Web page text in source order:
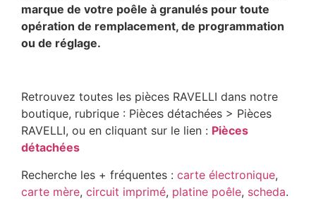
marque de votre poêle à granulés pour toute
opération de remplacement, de programmation
ou de réglage.
Retrouvez toutes les pièces RAVELLI dans notre
boutique, rubrique : Pièces détachées > Pièces
RAVELLI, ou en cliquant sur le lien : Pièces
détachées
Recherche les + fréquentes : carte électronique,
carte mère, circuit imprimé, platine poêle, scheda.